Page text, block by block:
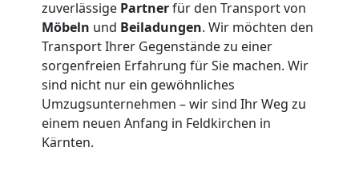
zuverlässige Partnerfür den Transport von
Möbeln und Beiladungen. Wir möchten den
Transport Ihrer Gegenstände zu einer
sorgenfreien Erfahrung für Sie machen. Wir
sind nicht nur ein gewöhnliches
Umzugsunternehmen – wir sind Ihr Weg zu
einem neuen Anfang in Feldkirchen in
Kärnten.
Neustadt
Fernumzug
Wiener
Neustadt